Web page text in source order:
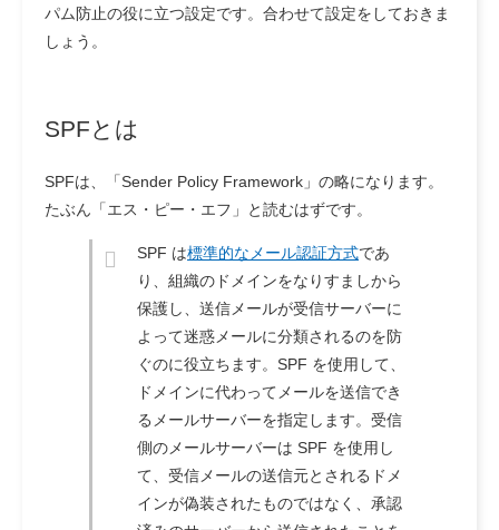
パム防止の役に立つ設定です。合わせて設定をしておきま
しょう。
SPFとは
SPFは、「Sender Policy Framework」の略になります。
たぶん「エス・ピー・エフ」と読むはずです。
SPF は標準的なメール認証方式であ
り、組織のドメインをなりすましから
保護し、送信メールが受信サーバーに
よって迷惑メールに分類されるのを防
ぐのに役立ちます。SPF を使用して、
ドメインに代わってメールを送信でき
るメールサーバーを指定します。受信
側のメールサーバーは SPF を使用し
て、受信メールの送信元とされるドメ
インが偽装されたものではなく、承認